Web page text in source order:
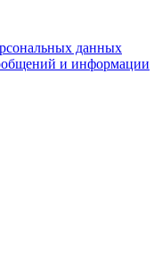
данных
и информации